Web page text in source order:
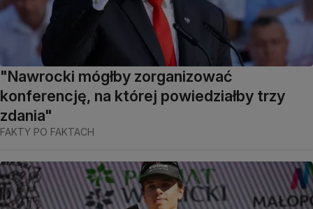
"Nawrocki mógłby zorganizować
konferencję, na której powiedziałby trzy
zdania"
FAKTY PO FAKTACH